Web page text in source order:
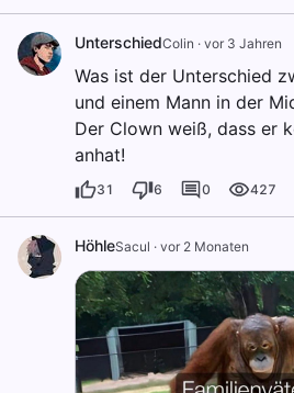
UnterschiedColin · vor 3 Jahren
Was ist der Unterschied
und einem Mann in der
Der Clown weiß, dass er
anhat!
31 6 0 427
HöhleSacul · vor 2 Monaten